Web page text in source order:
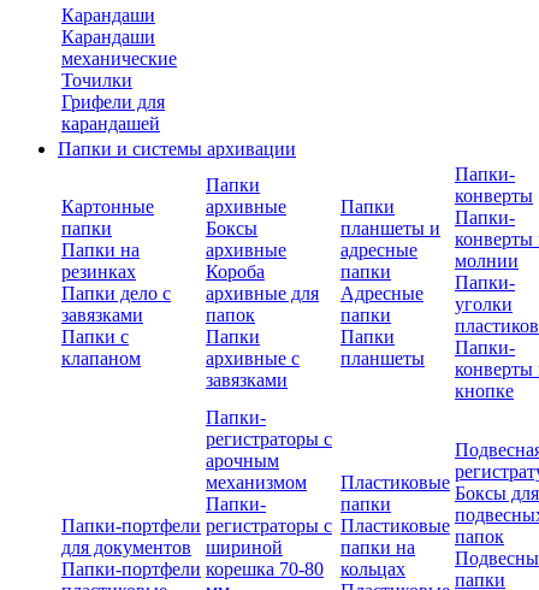
Карандаши
Карандаши
механические
Точилки
Грифели для
карандашей
Папки и системы архивации
Картонные
папки
Папки на
резинках
Папки дело с
завязками
Папки с
клапаном
Папки
архивные
Боксы
архивные
Короба
архивные для
папок
Папки
архивные с
завязками
Папки
планшеты и
адресные
папки
Адресные
папки
Папки
планшеты
Папки-
конверты
Папки-
конверты
молнии
Папки-
уголки
Папки-
конверты
кнопке
Папки-портфели
для документов
Папки-портфели
Папки-
регистраторы с
арочным
механизмом
Папки-
регистраторы с
шириной
корешка 70-80
Пластиковые
папки
Пластиковые
папки на
кольцах
Боксы для
папок
папки